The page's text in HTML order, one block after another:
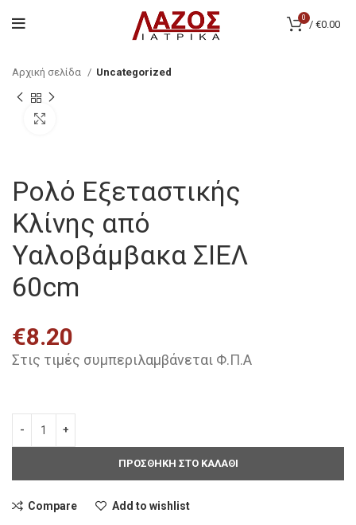
0
/ €0.00
Αρχική σελίδα Uncategorized
Ρολό Εξεταστικής
Κλίνης από
Υαλοβάμβακα ΣΙΕΛ
60cm
€8.20
Στις τιμές συμπεριλαμβάνεται Φ.Π.Α
ΠΡΟΣΘΗΚΗ ΣΤΟ ΚΑΛΑΘΙ
Compare Add to wishlist